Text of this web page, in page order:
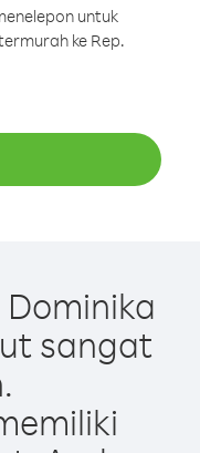
untuk
ke Rep.
Dominika
sangat